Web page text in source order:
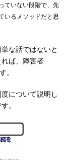
ていない段階で、先
いるメソッドだと思
な話ではないと
ば、障害者
。
について説明し
。